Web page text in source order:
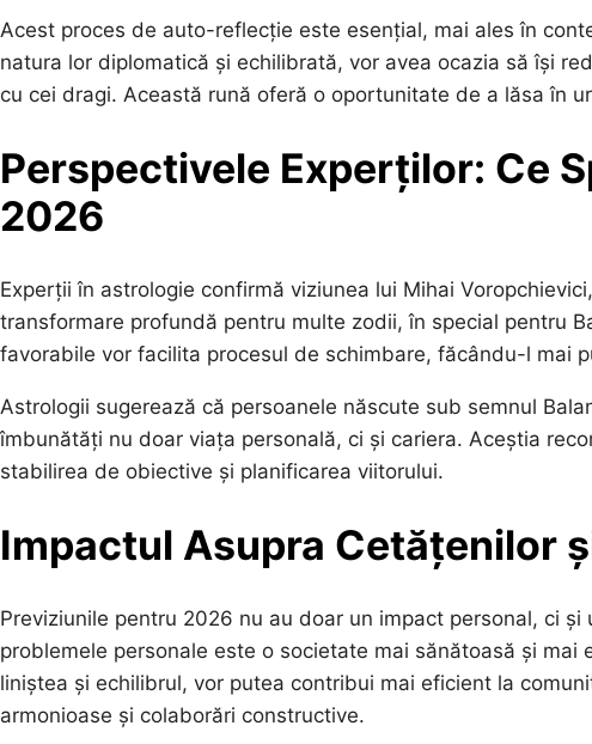
Acest proces de auto-reflecție este esențial, mai ales în
natura lor diplomatică și echilibrată, vor avea ocazia să își
cu cei dragi. Această rună oferă o oportunitate de a lăsa în
Perspectivele Experților: Ce
2026
Experții în astrologie confirmă viziunea lui Mihai
transformare profundă pentru multe zodii, în special pentru
favorabile vor facilita procesul de schimbare, făcându-l mai
Astrologii sugerează că persoanele născute sub semnul
îmbunătăți nu doar viața personală, ci și cariera. Aceștia
stabilirea de obiective și planificarea viitorului.
Impactul Asupra Cetățenilor
Previziunile pentru 2026 nu au doar un impact personal, ci
problemele personale este o societate mai sănătoasă și
liniștea și echilibrul, vor putea contribui mai eficient la
armonioase și colaborări constructive.